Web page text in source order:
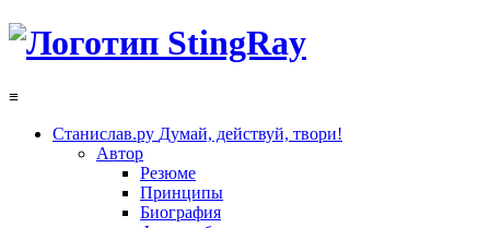
≡
Станислав.ру Думай, действуй, твори!
Автор
Резюме
Принципы
Биография